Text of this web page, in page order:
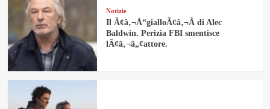
Notizie
Il Ã¢â‚¬Å“gialloÃ¢â‚¬Â di Alec
Baldwin. Perizia FBI smentisce
lÃ¢â‚¬â„¢attore.